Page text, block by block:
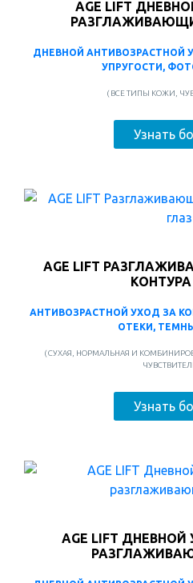
AGE LIFT
ДНЕВНОЙ АНТИВОЗРАСТНОЙ
УПРУГОСТИ,
( ВСЕ ТИПЫ КОЖИ,
Узнать
AGE LIFT
АНТИВОЗРАСТНОЙ УХОД ЗА
ОТЕКИ,
( СУХАЯ, НОРМАЛЬНАЯ И
Узнать
AGE LIFT